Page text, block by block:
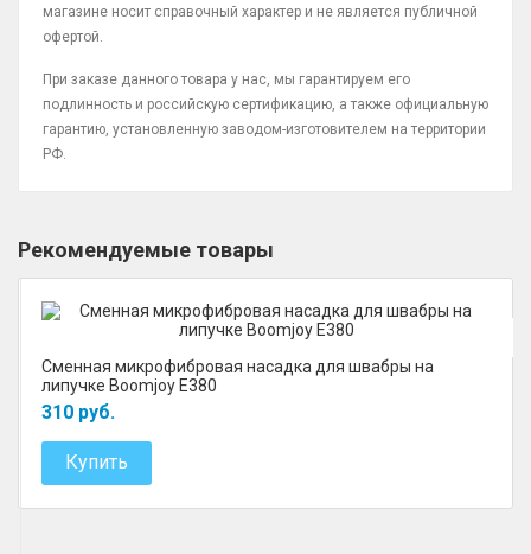
магазине носит справочный характер и не является публичной
офертой.
При заказе данного товара у нас, мы гарантируем его
подлинность и российскую сертификацию, а также официальную
гарантию, установленную заводом-изготовителем на территории
РФ.
Рекомендуемые товары
Сменная микрофибровая насадка для швабры на
липучке Boomjoy E380
310 руб.
Купить